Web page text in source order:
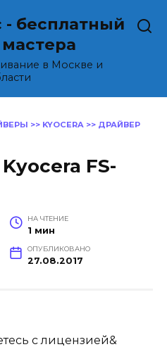
бесплатный
в Москве и
>> KYOCERA >> ДРАЙВЕР
FS-
НА ЧТЕНИЕ
1 мин
ОПУБЛИКОВАНО
27.08.2017
слицензией&